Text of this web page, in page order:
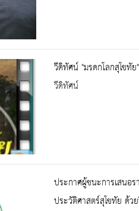
วีดิทัศน์ "มรดกโลกสุโขทั
วีดิทัศน์
ประกาศผู้ชนะการเสนอ
ประวัติศาสตร์สุโขทัย ด้ว